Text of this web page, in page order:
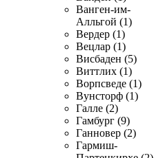
Ванген-им-
Алльгой (1)
Вердер (1)
Вецлар (1)
Висбаден (5)
Виттлих (1)
Ворпсведе (1)
Вунсторф (1)
Галле (2)
Гамбург (9)
Ганновер (2)
Гармиш-